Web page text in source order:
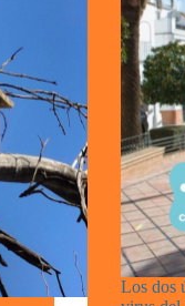
Los dos